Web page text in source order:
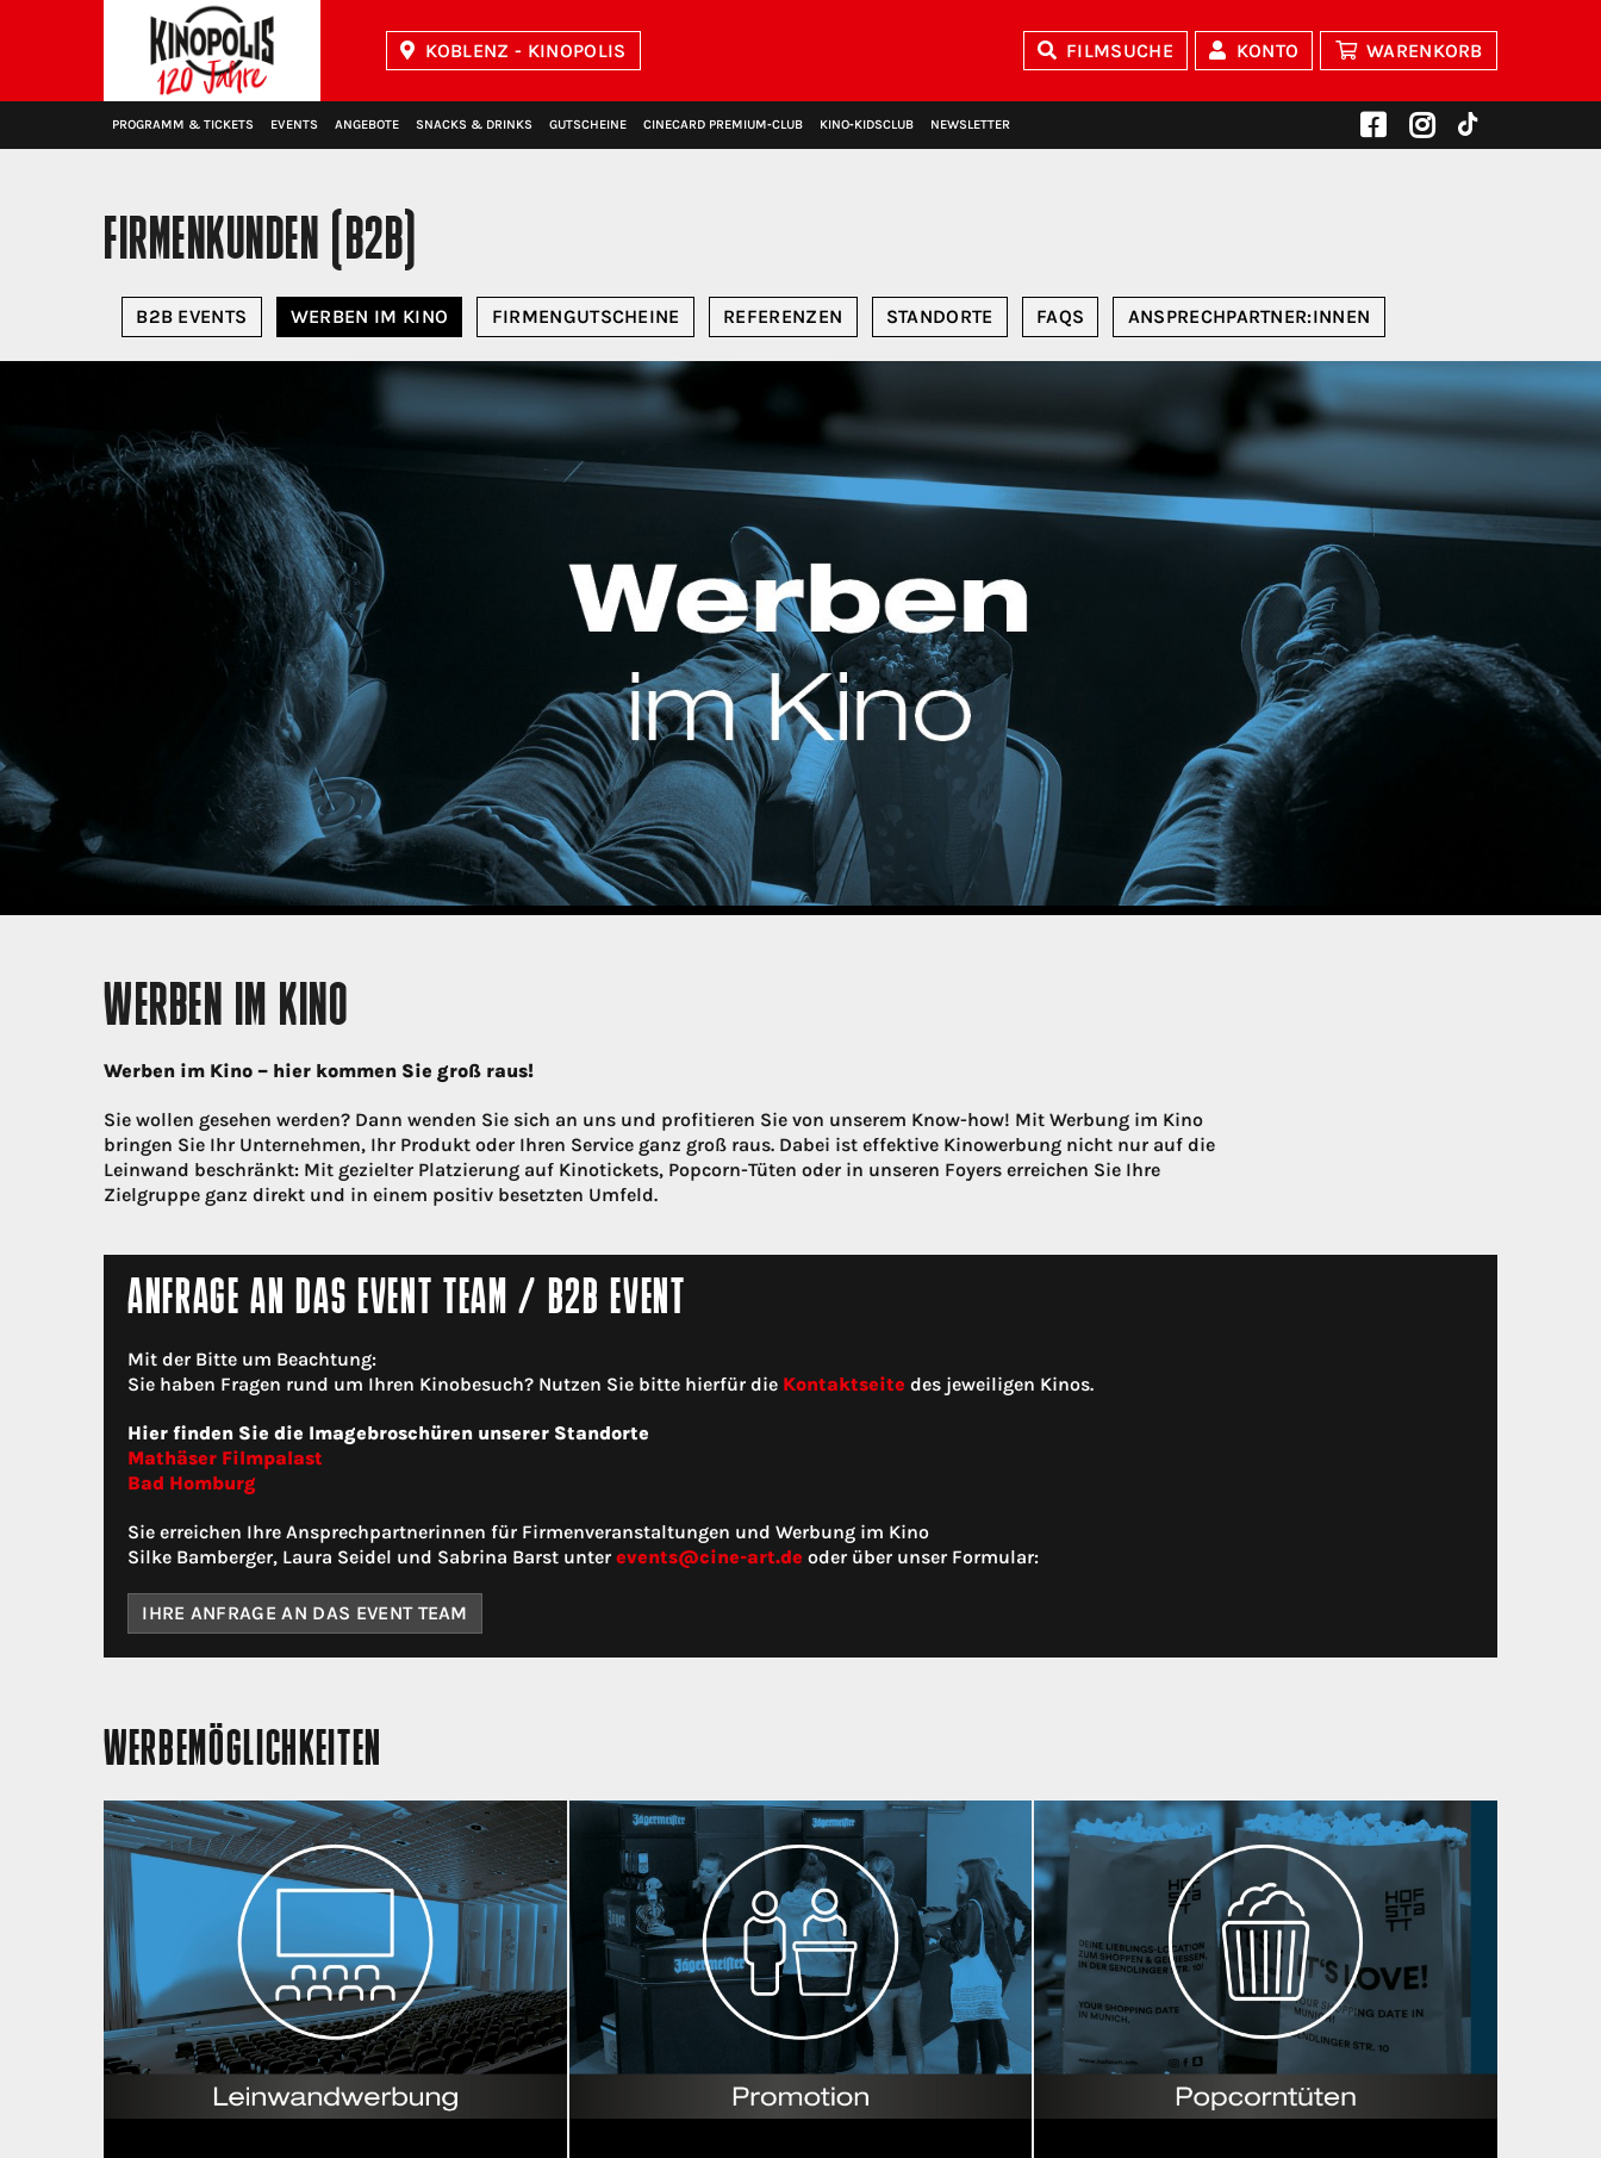
KOBLENZ - KINOPOLIS FILMSUCHE KONTO WARENKORB
PROGRAMM & TICKETS EVENTS ANGEBOTE SNACKS & DRINKS GUTSCHEINE CINECARD PREMIUM‑CLUB KINO‑KIDSCLUB NEWSLETTER
FIRMENKUNDEN (B2B)
B2B EVENTS WERBEN IM KINO FIRMENGUTSCHEINE REFERENZEN STANDORTE FAQS ANSPRECHPARTNER:INNEN
WERBEN IM KINO
Werben im Kino – hier kommen Sie groß raus!
Sie wollen gesehen werden? Dann wenden Sie sich an uns und profitieren Sie von unserem Know-how! Mit Werbung im Kino
bringen Sie Ihr Unternehmen, Ihr Produkt oder Ihren Service ganz groß raus. Dabei ist effektive Kinowerbung nicht nur auf die
Leinwand beschränkt: Mit gezielter Platzierung auf Kinotickets, Popcorn-Tüten oder in unseren Foyers erreichen Sie Ihre
Zielgruppe ganz direkt und in einem positiv besetzten Umfeld.
ANFRAGE AN DAS EVENT TEAM / B2B EVENT
Mit der Bitte um Beachtung:
Sie haben Fragen rund um Ihren Kinobesuch? Nutzen Sie bitte hierfür die Kontaktseite des jeweiligen Kinos.
Hier finden Sie die Imagebroschüren unserer Standorte
Mathäser Filmpalast
Bad Homburg
Sie erreichen Ihre Ansprechpartnerinnen für Firmenveranstaltungen und Werbung im Kino
Silke Bamberger, Laura Seidel und Sabrina Barst unter events@cine-art.de oder über unser Formular:
IHRE ANFRAGE AN DAS EVENT TEAM
WERBEMÖGLICHKEITEN